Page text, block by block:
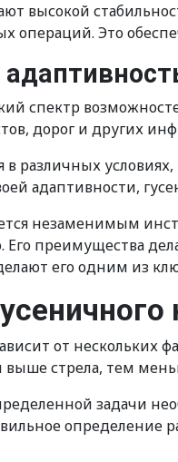
высокой
Это
спектр
дорог и других
в различных
адаптивности,
незаменимым
Его преимущества
его одним из
от
стрела, тем
задачи